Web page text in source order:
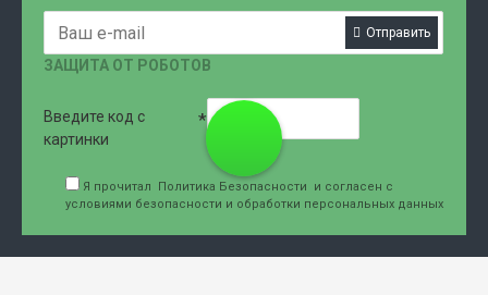
Отправить
ЗАЩИТА ОТ РОБОТОВ
Введите код с
картинки
Я прочитал Политика Безопасности
и согласен с
условиями безопасности и обработки персональных данных
707-76-